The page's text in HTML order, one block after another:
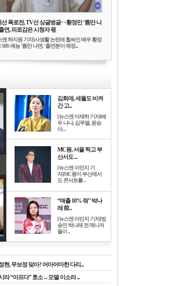
선 폭로전, TV선 싱글벙글‥황정민 ‘틈만 나
연, 피로감은 시청자 몫
엔 하지원 기자]사생활 논란에 휩싸인 배우 황정
SBS 예능 '틈만 나면,' 출연분이 예정...
김희애, 세월도 비켜
간 고...
[뉴스엔 이재하 기자]배
우 나나, 김무열, 윤승
아, ..
MC몽, 서울 찍고 부
산서도 ...
[뉴스엔 이민지 기
자]MC몽이 부산에서
도 콘서트를 ..
“매출 10% 줘” 박나
래 前...
[뉴스엔 이민지 기자]방
송인 박나래 전 매니저
들이 ..
현, 무보정 맞아? 어마어마한 다리...
라 “아프다” 호소→모델 이소라 ...